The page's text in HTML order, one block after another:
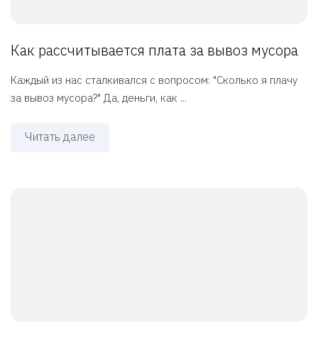
Как рассчитывается плата за вывоз мусора
Каждый из нас сталкивался с вопросом: "Сколько я плачу
за вывоз мусора?" Да, деньги, как ...
Читать далее